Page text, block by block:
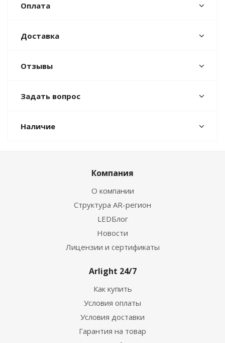
Оплата
Доставка
Отзывы
Задать вопрос
Наличие
Компания
О компании
Структура AR-регион
LEDБлог
Новости
Лицензии и сертификаты
Arlight 24/7
Как купить
Условия оплаты
Условия доставки
Гарантия на товар